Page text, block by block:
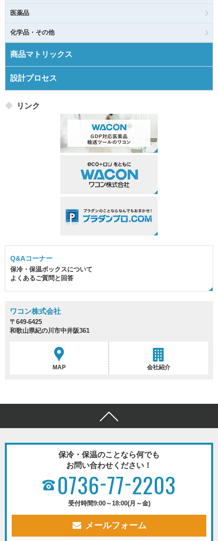
医薬品
化学品・その他
商品マトリックス
設計プロセス
リンク
Q&Aコーナー
保冷・保温ボックスについて
よくあるご質問と回答
ワコン株式会社
〒649-6425
和歌山県紀の川市中井阪361
MAP 会社紹介
保冷・保温のことなら何でも
お問い合わせください！
0736-77-2203
受付時間9:00～18:00(月～金)
メールフォーム